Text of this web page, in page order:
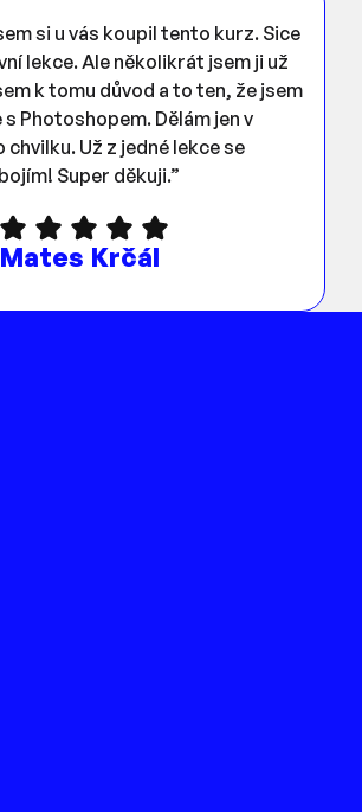
si u vás koupil tento kurz. Sice
lekce. Ale několikrát jsem ji už
k tomu důvod a to ten, že jsem
Photoshopem. Dělám jen v
Už z jedné lekce se
Super děkuji.”
Mates Krčál